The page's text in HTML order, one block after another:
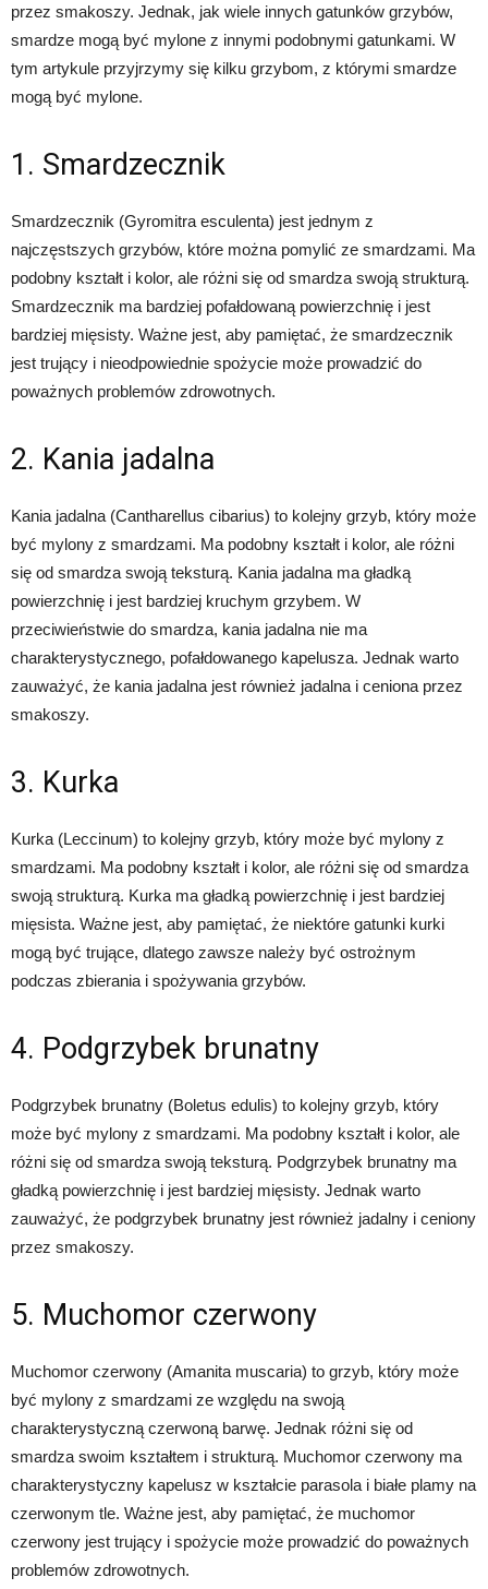
przez smakoszy. Jednak, jak wiele innych gatunków grzybów,
smardze mogą być mylone z innymi podobnymi gatunkami. W
tym artykule przyjrzymy się kilku grzybom, z którymi smardze
mogą być mylone.
1. Smardzecznik
Smardzecznik (Gyromitra esculenta) jest jednym z
najczęstszych grzybów, które można pomylić ze smardzami. Ma
podobny kształt i kolor, ale różni się od smardza swoją strukturą.
Smardzecznik ma bardziej pofałdowaną powierzchnię i jest
bardziej mięsisty. Ważne jest, aby pamiętać, że smardzecznik
jest trujący i nieodpowiednie spożycie może prowadzić do
poważnych problemów zdrowotnych.
2. Kania jadalna
Kania jadalna (Cantharellus cibarius) to kolejny grzyb, który może
być mylony z smardzami. Ma podobny kształt i kolor, ale różni
się od smardza swoją teksturą. Kania jadalna ma gładką
powierzchnię i jest bardziej kruchym grzybem. W
przeciwieństwie do smardza, kania jadalna nie ma
charakterystycznego, pofałdowanego kapelusza. Jednak warto
zauważyć, że kania jadalna jest również jadalna i ceniona przez
smakoszy.
3. Kurka
Kurka (Leccinum) to kolejny grzyb, który może być mylony z
smardzami. Ma podobny kształt i kolor, ale różni się od smardza
swoją strukturą. Kurka ma gładką powierzchnię i jest bardziej
mięsista. Ważne jest, aby pamiętać, że niektóre gatunki kurki
mogą być trujące, dlatego zawsze należy być ostrożnym
podczas zbierania i spożywania grzybów.
4. Podgrzybek brunatny
Podgrzybek brunatny (Boletus edulis) to kolejny grzyb, który
może być mylony z smardzami. Ma podobny kształt i kolor, ale
różni się od smardza swoją teksturą. Podgrzybek brunatny ma
gładką powierzchnię i jest bardziej mięsisty. Jednak warto
zauważyć, że podgrzybek brunatny jest również jadalny i ceniony
przez smakoszy.
5. Muchomor czerwony
Muchomor czerwony (Amanita muscaria) to grzyb, który może
być mylony z smardzami ze względu na swoją
charakterystyczną czerwoną barwę. Jednak różni się od
smardza swoim kształtem i strukturą. Muchomor czerwony ma
charakterystyczny kapelusz w kształcie parasola i białe plamy na
czerwonym tle. Ważne jest, aby pamiętać, że muchomor
czerwony jest trujący i spożycie może prowadzić do poważnych
problemów zdrowotnych.